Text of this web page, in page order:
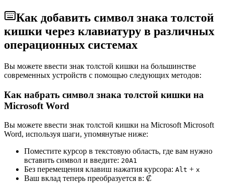
Как добавить символ знака толстой
кишки через клавиатуру в различных
операционных системах
Вы можете ввести знак толстой кишки на большинстве
современных устройств с помощью следующих методов:
Как набрать символ знака толстой кишки на
Microsoft Word
Вы можете ввести знак толстой кишки на Microsoft Microsoft
Word, используя шаги, упомянутые ниже:
Поместите курсор в текстовую область, где вам нужно
вставить символ и введите: 20A1
Без перемещения клавиш нажатия курсора: Alt + x
Ваш вклад теперь преобразуется в: ₡